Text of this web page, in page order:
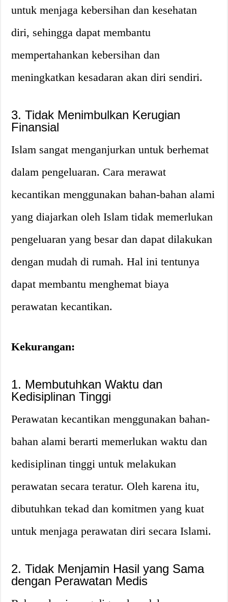
untuk menjaga kebersihan dan kesehatan
diri, sehingga dapat membantu
mempertahankan kebersihan dan
meningkatkan kesadaran akan diri sendiri.
3. Tidak Menimbulkan Kerugian
Finansial
Islam sangat menganjurkan untuk berhemat
dalam pengeluaran. Cara merawat
kecantikan menggunakan bahan-bahan alami
yang diajarkan oleh Islam tidak memerlukan
pengeluaran yang besar dan dapat dilakukan
dengan mudah di rumah. Hal ini tentunya
dapat membantu menghemat biaya
perawatan kecantikan.
Kekurangan:
1. Membutuhkan Waktu dan
Kedisiplinan Tinggi
Perawatan kecantikan menggunakan bahan-
bahan alami berarti memerlukan waktu dan
kedisiplinan tinggi untuk melakukan
perawatan secara teratur. Oleh karena itu,
dibutuhkan tekad dan komitmen yang kuat
untuk menjaga perawatan diri secara Islami.
2. Tidak Menjamin Hasil yang Sama
dengan Perawatan Medis